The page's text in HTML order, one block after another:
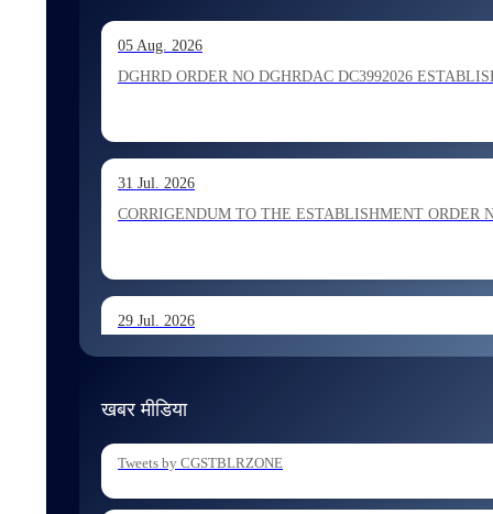
13 Jul. 2026
Allocation of Inspector recommended for appointment by
13 Jul. 2026
Allocation of Executive Assistant recommended for
05 Aug. 2026
DGHRD ORDER NO DGHRDAC DC3992026
31 Jul. 2026
CORRIGENDUM TO THE ESTABLISHMENT ORDER
29 Jul. 2026
29 Jul. 2026
खबर मीडिया
Tweets by CGSTBLRZONE